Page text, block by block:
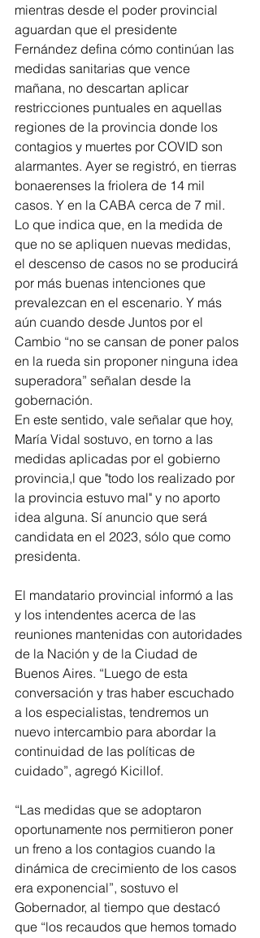
mientras desde el poder provincial
aguardan que el presidente
Fernández defina cómo continúan las
medidas sanitarias que vence
mañana, no descartan aplicar
restricciones puntuales en aquellas
regiones de la provincia donde los
contagios y muertes por COVID son
alarmantes. Ayer se registró, en tierras
bonaerenses la friolera de 14 mil
casos. Y en la CABA cerca de 7 mil.
Lo que indica que, en la medida de
que no se apliquen nuevas medidas,
el descenso de casos no se producirá
por más buenas intenciones que
prevalezcan en el escenario. Y más
aún cuando desde Juntos por el
Cambio “no se cansan de poner palos
en la rueda sin proponer ninguna idea
superadora” señalan desde la
gobernación.
En este sentido, vale señalar que hoy,
María Vidal sostuvo, en torno a las
medidas aplicadas por el gobierno
provincia,l que "todo los realizado por
la provincia estuvo mal" y no aporto
idea alguna. Sí anuncio que será
candidata en el 2023, sólo que como
presidenta.
El mandatario provincial informó a las
y los intendentes acerca de las
reuniones mantenidas con autoridades
de la Nación y de la Ciudad de
Buenos Aires. “Luego de esta
conversación y tras haber escuchado
a los especialistas, tendremos un
nuevo intercambio para abordar la
continuidad de las políticas de
cuidado”, agregó Kicillof.
“Las medidas que se adoptaron
oportunamente nos permitieron poner
un freno a los contagios cuando la
dinámica de crecimiento de los casos
era exponencial”, sostuvo el
Gobernador, al tiempo que destacó
que “los recaudos que hemos tomado